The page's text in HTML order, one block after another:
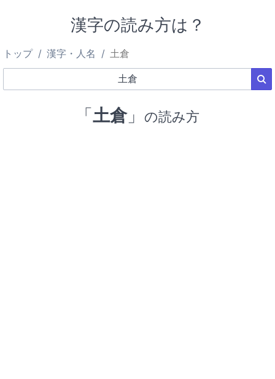
漢字の読み方は？
トップ 漢字・人名 土倉
「土倉」 の読み方